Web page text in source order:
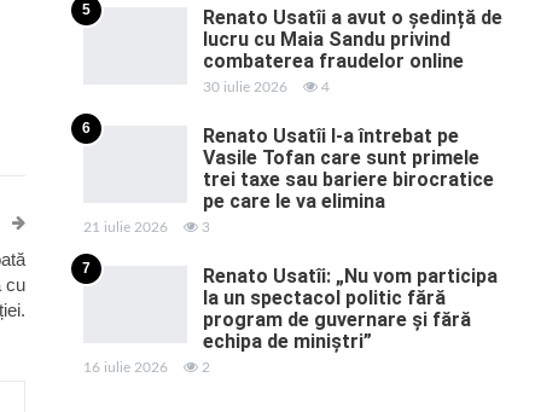
cu
5
Renato Usatîi a avut o ședință de
lucru cu Maia Sandu privind
combaterea fraudelor online
30 iulie 2026 4
6
Renato Usatîi l-a întrebat pe
Vasile Tofan care sunt primele
trei taxe sau bariere birocratice
pe care le va elimina
21 iulie 2026 3
7
Renato Usatîi: „Nu vom participa
la un spectacol politic fără
program de guvernare și fără
echipa de miniștri”
16 iulie 2026 2